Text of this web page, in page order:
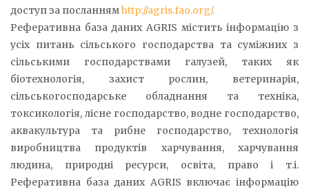
доступ за посланнямhttp://agris.fao.org/.
Реферативна база даних AGRIS містить інформацію з
усіх питань сільського господарства та суміжних з
сільськими господарствами галузей, таких як
біотехнологія, захист рослин, ветеринарія,
сільськогосподарське обладнання та техніка,
токсикологія, лісне господарство, водне господарство,
аквакультура та рибне господарство, технологія
виробництва продуктів харчування, харчування
людина, природні ресурси, освіта, право і т.і.
Реферативна база даних AGRIS включає інформацію